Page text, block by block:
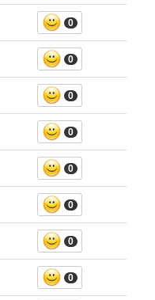
0
0
0
0
0
0
0
0